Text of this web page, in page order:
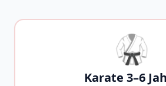
🥋
Karate 3–6